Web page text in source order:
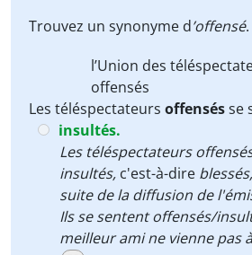
Trouvez un synonyme d’offensé.
l’Union des
offensés
Les téléspectateurs offensésse
insultés.
Les téléspectateurs
insultés, c'est-à-dire
suite de la diffusion de
Ils se sentent offensés/
meilleur ami ne vienne pas